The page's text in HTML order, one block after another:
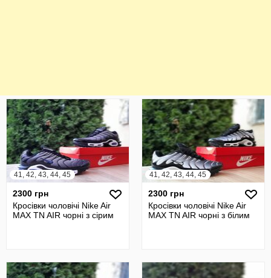
41, 42, 43, 44, 45
2300 грн
Кросівки чоловічі Nike Air
MAX TN AIR чорні з сірим
41, 42, 43, 44, 45
2300 грн
Кросівки чоловічі Nike Air
MAX TN AIR чорні з білим